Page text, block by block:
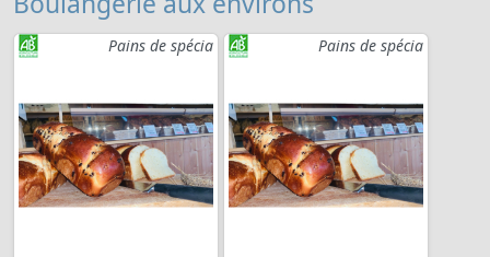
Pains de spécia Pains de spécia